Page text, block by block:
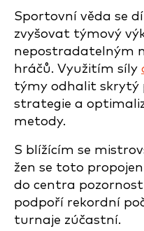
Sportovní věda se
zvyšovat týmový
nepostradatelným
hráčů. Využitím síly
týmy odhalit skrytý
strategie a
metody.
S blížícím se
žen se toto
do centra
podpoří rekordní
turnaje zúčastní.